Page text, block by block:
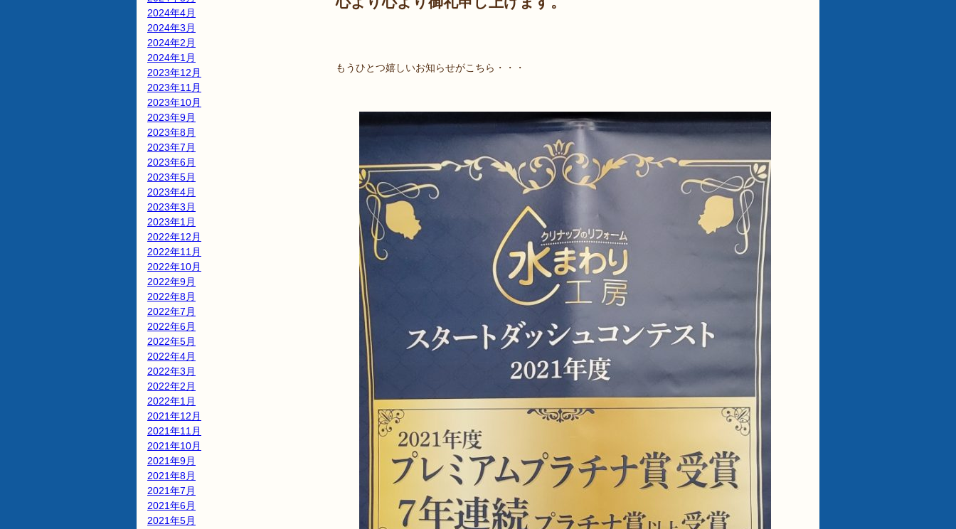
もうひとつ嬉しいお知らせがこちら・・・
2024年4月
2024年3月
2024年2月
2024年1月
2023年12月
2023年11月
2023年10月
2023年9月
2023年8月
2023年7月
2023年6月
2023年5月
2023年4月
2023年3月
2023年1月
2022年12月
2022年11月
2022年10月
2022年9月
2022年8月
2022年7月
2022年6月
2022年5月
2022年4月
2022年3月
2022年2月
2022年1月
2021年12月
2021年11月
2021年10月
2021年9月
2021年8月
2021年7月
2021年6月
2021年5月